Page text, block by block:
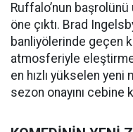
Ruffalo’nun
öne çıktı. Brad
banliyölerinde geçen
atmosferiyle
en hızlı yükselen yeni
sezon onayını cebine